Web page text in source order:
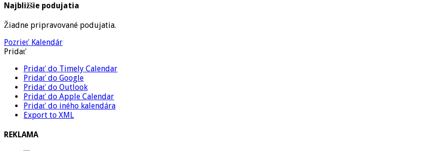
Najbližšie podujatia
Žiadne pripravované podujatia.
Pozrieť Kalendár
Pridať
Pridať do Timely Calendar
Pridať do Google
Pridať do Outlook
Pridať do Apple Calendar
Pridať do iného kalendára
Export to XML
REKLAMA